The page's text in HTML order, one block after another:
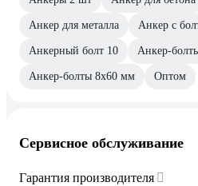
Анкер для металла Анкер с
Анкерный болт 10 Анкер-
Анкер-болты 8х60 мм Оптом
Сервисное обслуживание
Гарантия производителя